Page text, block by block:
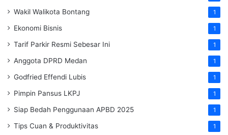
Wakil Walikota Bontang 1
Ekonomi Bisnis 1
Tarif Parkir Resmi Sebesar Ini 1
Anggota DPRD Medan 1
Godfried Effendi Lubis 1
Pimpin Pansus LKPJ 1
Siap Bedah Penggunaan APBD 2025 1
Tips Cuan & Produktivitas 1